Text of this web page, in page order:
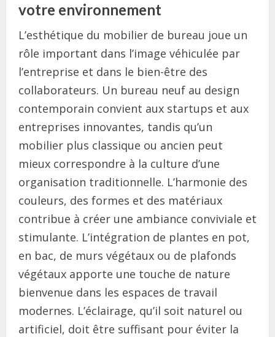
votre environnement
L’esthétique du mobilier de bureau joue un
rôle important dans l’image véhiculée par
l’entreprise et dans le bien-être des
collaborateurs. Un bureau neuf au design
contemporain convient aux startups et aux
entreprises innovantes, tandis qu’un
mobilier plus classique ou ancien peut
mieux correspondre à la culture d’une
organisation traditionnelle. L’harmonie des
couleurs, des formes et des matériaux
contribue à créer une ambiance conviviale et
stimulante. L’intégration de plantes en pot,
en bac, de murs végétaux ou de plafonds
végétaux apporte une touche de nature
bienvenue dans les espaces de travail
modernes. L’éclairage, qu’il soit naturel ou
artificiel, doit être suffisant pour éviter la